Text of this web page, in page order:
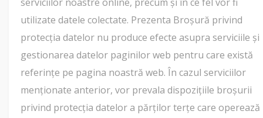
utilizate datele colectate. Prezenta Broșură privind
protecția datelor nu produce efecte asupra serviciile și
gestionarea datelor paginilor web pentru care există
referințe pe pagina noastră web. În cazul serviciilor
menționate anterior, vor prevala dispozițiile broșurii
privind protecția datelor a părților terțe care operează